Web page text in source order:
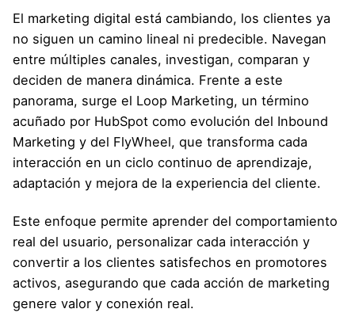
El marketing digital está cambiando, los clientes ya
no siguen un camino lineal ni predecible. Navegan
entre múltiples canales, investigan, comparan y
deciden de manera dinámica. Frente a este
panorama, surge el Loop Marketing, un término
acuñado por HubSpot como evolución del Inbound
Marketing y del FlyWheel, que transforma cada
interacción en un ciclo continuo de aprendizaje,
adaptación y mejora de la experiencia del cliente.
Este enfoque permite aprender del comportamiento
real del usuario, personalizar cada interacción y
convertir a los clientes satisfechos en promotores
activos, asegurando que cada acción de marketing
genere valor y conexión real.